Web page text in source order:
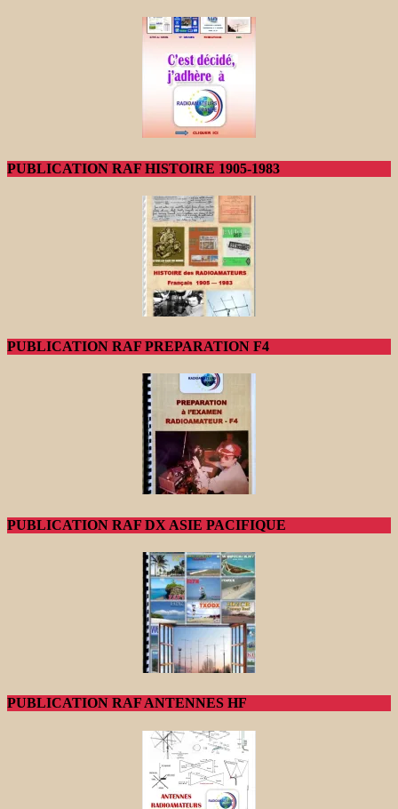
PUBLICATION RAF HISTOIRE 1905-1983
PUBLICATION RAF PREPARATION F4
PUBLICATION RAF DX ASIE PACIFIQUE
PUBLICATION RAF ANTENNES HF